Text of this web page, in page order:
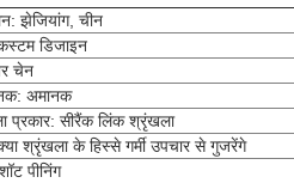
झेजियांग, चीन
डिजाइन
चेन
अमानक
प्रकार: सीरैंक लिंक श्रृंखला
श्रृंखला के हिस्से गर्मी उपचार से गुजरेंगे
पीनिंग